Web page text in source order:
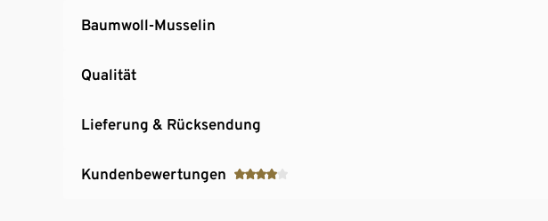
Baumwoll-Musselin
Qualität
Lieferung & Rücksendung
Kundenbewertungen